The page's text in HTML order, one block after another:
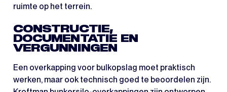
ruimte op het terrein.
CONSTRUCTIE,
DOCUMENTATIE EN
VERGUNNINGEN
Een overkapping voor bulkopslag moet praktisch
werken, maar ook technisch goed te beoordelen zijn.